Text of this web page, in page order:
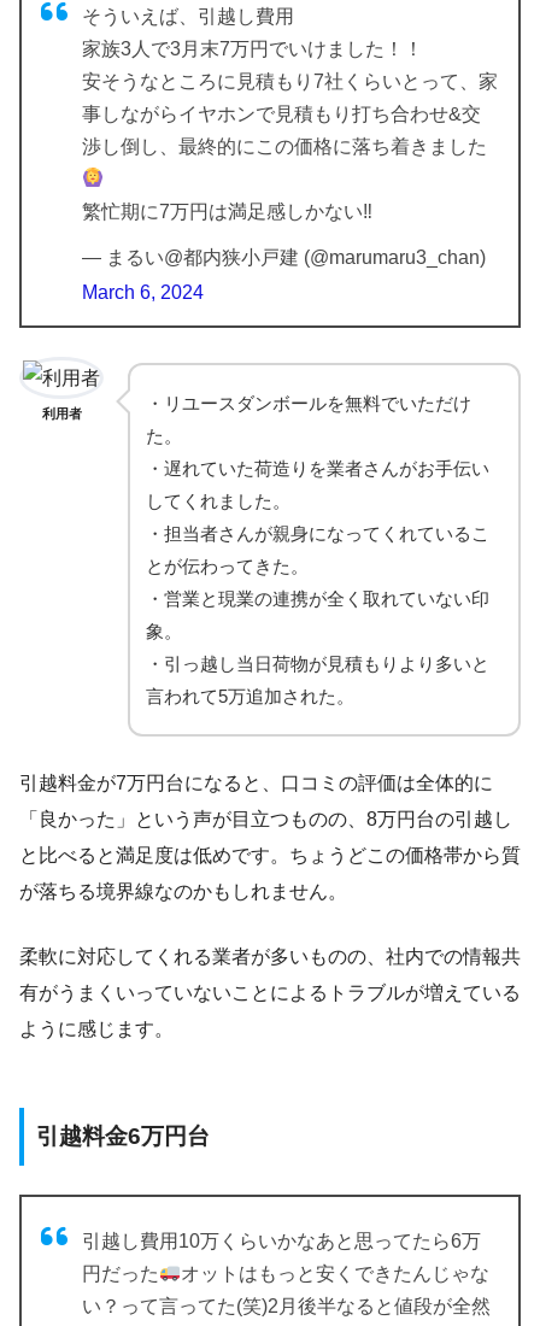
そういえば、引越し費用
家族3人で3月末7万円でいけました！！
安そうなところに見積もり7社くらいとって、家
事しながらイヤホンで見積もり打ち合わせ&交
渉し倒し、最終的にこの価格に落ち着きました
繁忙期に7万円は満足感しかない‼︎
— まるい@都内狭小戸建 (@marumaru3_chan)
March 6, 2024
利用者
・リユースダンボールを無料でいただけ
た。
・遅れていた荷造りを業者さんがお手伝い
してくれました。
・担当者さんが親身になってくれているこ
とが伝わってきた。
・営業と現業の連携が全く取れていない印
象。
・引っ越し当日荷物が見積もりより多いと
言われて5万追加された。
引越料金が7万円台になると、口コミの評価は全体的に
「良かった」という声が目立つものの、8万円台の引越し
と比べると満足度は低めです。ちょうどこの価格帯から質
が落ちる境界線なのかもしれません。
柔軟に対応してくれる業者が多いものの、社内での情報共
有がうまくいっていないことによるトラブルが増えている
ように感じます。
引越料金6万円台
引越し費用10万くらいかなあと思ってたら6万
円だった
オットはもっと安くできたんじゃな
い？って言ってた(笑)2月後半なると値段が全然